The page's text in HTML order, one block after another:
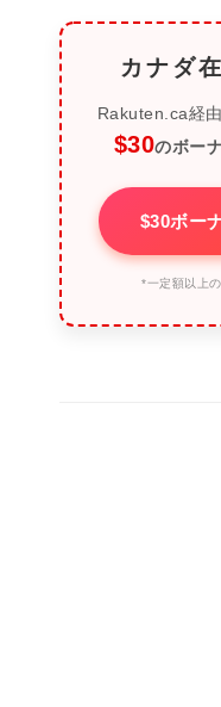
カナダ
Rakuten.ca経
$30のボー
$30ボー
*一定額以上